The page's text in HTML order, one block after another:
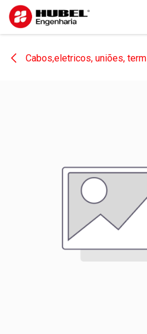
Pular para o conteúdo
Cabos,eletricos, uniões,